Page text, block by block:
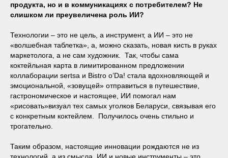
продукта, но и в коммуникациях с потребителем? Не
слишком ли преувеличена роль ИИ?
Технологии – это не цель, а инструмент, а ИИ – это не
«волшебная таблетка», а, можно сказать, новая кисть в руках
маркетолога, а не сам художник. Так, чтобы сама
коктейльная карта в лимитированном предложении
коллаборации sertsa и Bistro o’Da! стала вдохновляющей и
эмоциональной, «зовущей» отправиться в путешествие,
гастрономическое и настоящее, ИИ помогал нам
«рисовать»визуал тех самых уголков Беларуси, связывая его
с конкретным коктейлем. Получилось очень стильно и
трогательно.
Таким образом, настоящие инновации рождаются не из